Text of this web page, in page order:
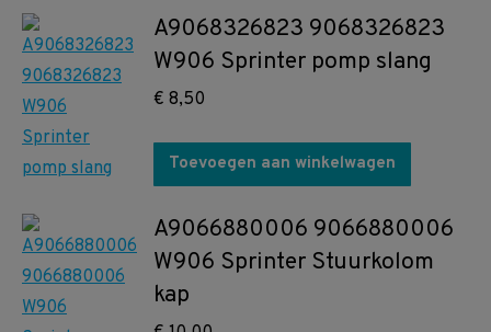
A9068326823 9068326823
W906 Sprinter pomp slang
€ 8,50
Toevoegen aan winkelwagen
A9066880006 9066880006
W906 Sprinter Stuurkolom
kap